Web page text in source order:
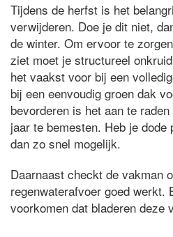
Tijdens de herfst is het
verwijderen. Doe je dit niet,
de winter. Om ervoor te
ziet moet je structureel
het vaakst voor bij een
bij een eenvoudig groen dak
bevorderen is het aan te
jaar te bemesten. Heb je dode
dan zo snel mogelijk.
Daarnaast checkt de vakman
regenwaterafvoer goed werkt.
voorkomen dat bladeren deze